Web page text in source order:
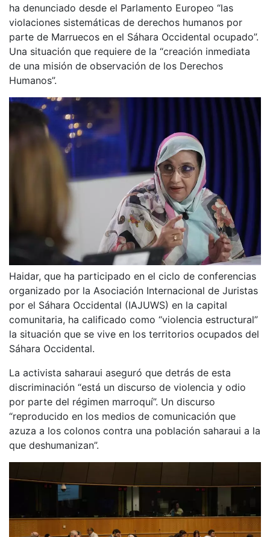
ha denunciado desde el Parlamento Europeo “las
violaciones sistemáticas de derechos humanos por
parte de Marruecos en el Sáhara Occidental ocupado”.
Una situación que requiere de la “creación inmediata
de una misión de observación de los Derechos
Humanos”.
Haidar, que ha participado en el ciclo de conferencias
organizado por la Asociación Internacional de Juristas
por el Sáhara Occidental (IAJUWS) en la capital
comunitaria, ha calificado como “violencia estructural”
la situación que se vive en los territorios ocupados del
Sáhara Occidental.
La activista saharaui aseguró que detrás de esta
discriminación “está un discurso de violencia y odio
por parte del régimen marroquí”. Un discurso
“reproducido en los medios de comunicación que
azuza a los colonos contra una población saharaui a la
que deshumanizan”.